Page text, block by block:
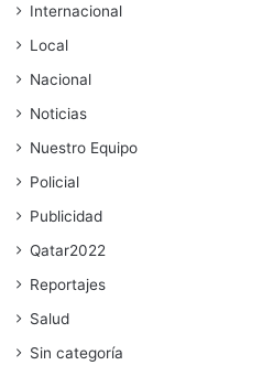
Internacional
Local
Nacional
Noticias
Nuestro Equipo
Policial
Publicidad
Qatar2022
Reportajes
Salud
Sin categoría